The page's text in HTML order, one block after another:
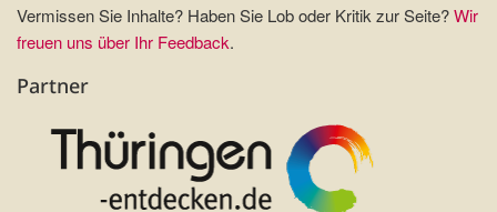
Vermissen Sie Inhalte? Haben Sie Lob oder Kritik zur Seite?Wir
freuen uns über Ihr Feedback.
Partner